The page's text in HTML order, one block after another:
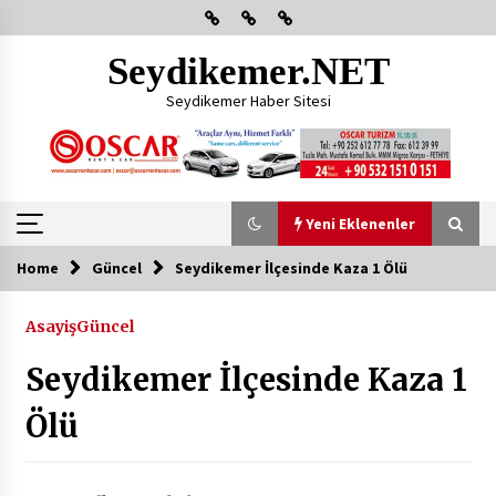
to
Seydikemer.NET
Seydikemer Haber Sitesi
Yeni Eklenenler
Yeni Eklenenler
2 ay ago
Home Güncel Seydikemer İlçesinde Kaza 1 Ölü
AsayişGüncel
Seydikemer İlçesinde Kaza 1
Ölü